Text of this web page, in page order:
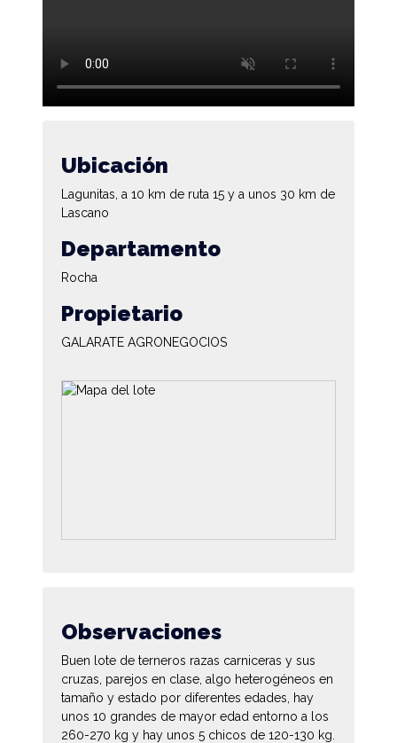
Ubicación
Lagunitas, a 10 km de ruta 15 y a unos 30 km de
Lascano
Departamento
Rocha
Propietario
GALARATE AGRONEGOCIOS
Observaciones
Buen lote de terneros razas carniceras y sus
cruzas, parejos en clase, algo heterogéneos en
tamaño y estado por diferentes edades, hay
unos 10 grandes de mayor edad entorno a los
260-270 kg y hay unos 5 chicos de 120-130 kg.